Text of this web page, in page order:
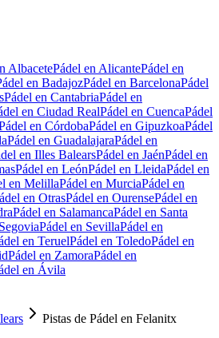
AlbacetePádel en AlicantePádel en
en BadajozPádel en BarcelonaPádel
Pádel en CantabriaPádel en
en Ciudad RealPádel en CuencaPádel
en CórdobaPádel en GipuzkoaPádel
Pádel en GuadalajaraPádel en
en Illes BalearsPádel en JaénPádel en
Pádel en LeónPádel en LleidaPádel en
en MelillaPádel en MurciaPádel en
en OtrasPádel en OurensePádel en
Pádel en SalamancaPádel en Santa
Pádel en SevillaPádel en
en TeruelPádel en ToledoPádel en
Pádel en ZamoraPádel en
en Ávila
Pistas de Pádel en Felanitx